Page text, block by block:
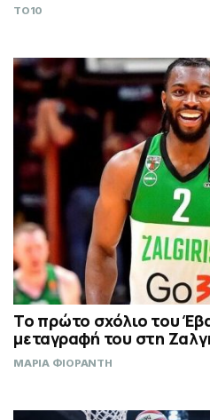
TO10
Το πρώτο σχόλιο του
μεταγραφή του στη
ΜΑΡΙΑ ΦΙΟΡΑΝΤΗ